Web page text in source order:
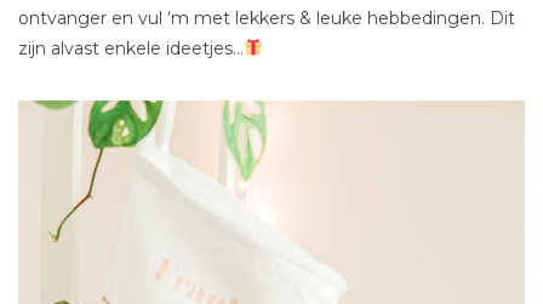
ontvanger en vul ‘m met lekkers & leuke hebbedingen. Dit
zijn alvast enkele ideetjes…